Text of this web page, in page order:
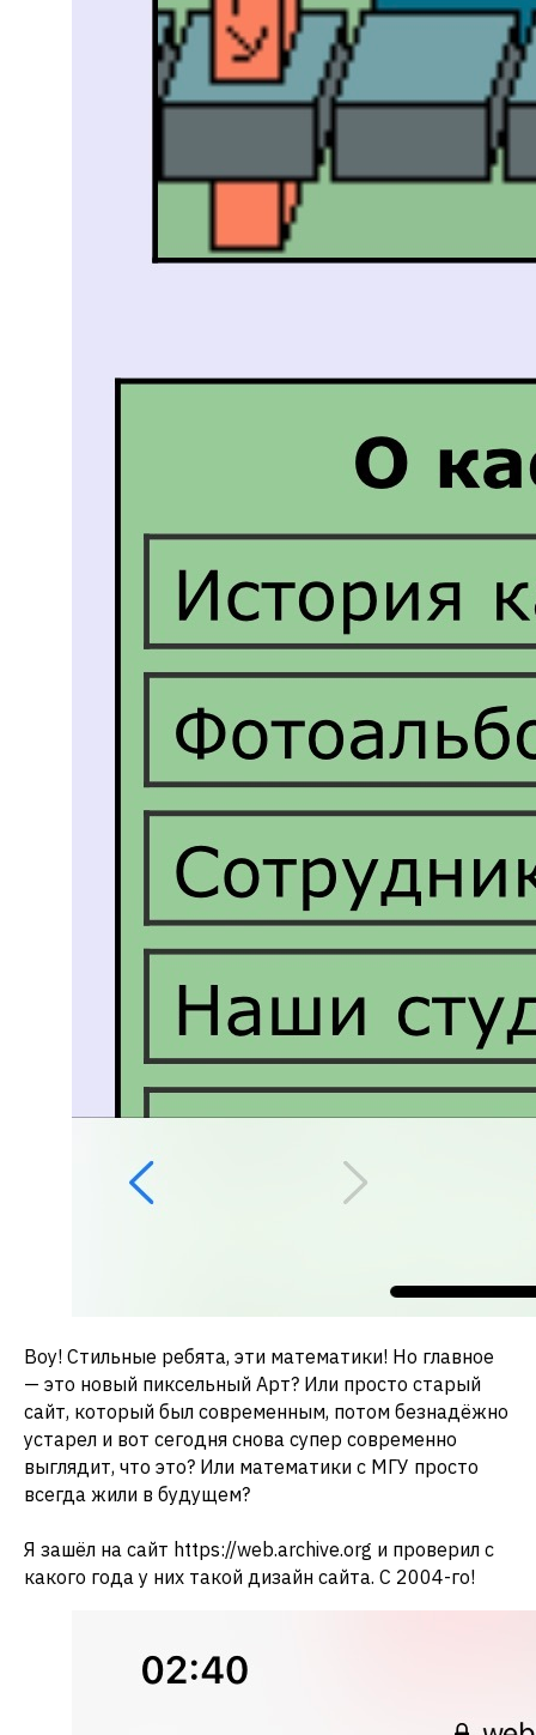
Воу! Стильные ребята, эти математики! Но главное
— это новый пиксельный Арт? Или просто старый
сайт, который был современным, потом безнадёжно
устарел и вот сегодня снова супер современно
выглядит, что это? Или математики с МГУ просто
всегда жили в будущем?
Я зашёл на сайт https://web.archive.org и проверил с
какого года у них такой дизайн сайта. С 2004-го!